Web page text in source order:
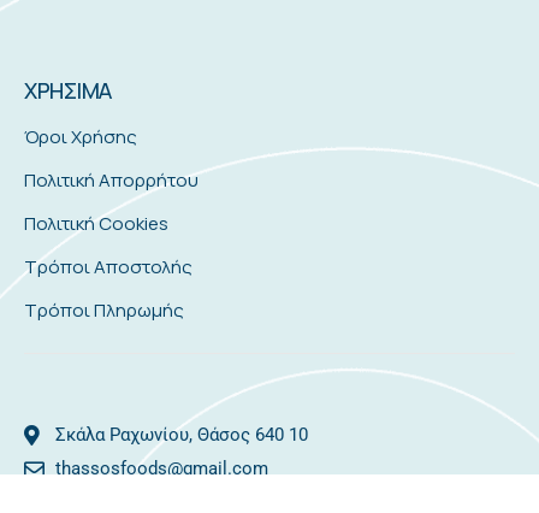
ΧΡΗΣΙΜΑ
Όροι Χρήσης
Πολιτική Απορρήτου
Πολιτική Cookies
Τρόποι Αποστολής
Τρόποι Πληρωμής
Σκάλα Ραχωνίου, Θάσος 640 10
thassosfoods@gmail.com